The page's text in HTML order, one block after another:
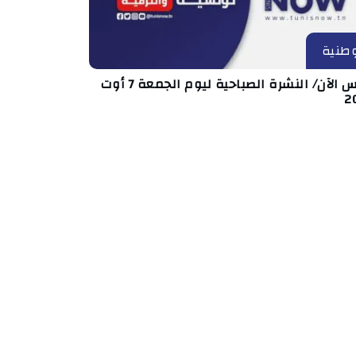
تونس الآن/ النشرة الصباحية ليوم الجمعة 7 أوت